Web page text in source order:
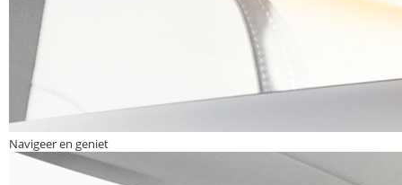
Navigeer en geniet